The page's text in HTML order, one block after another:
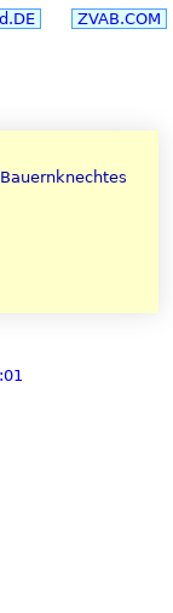
ZVAB.COM